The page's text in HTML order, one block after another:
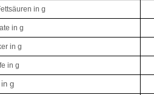
in g
in g
in g
in g
g